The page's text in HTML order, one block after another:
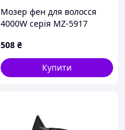
Мозер фен для волосся
4000W серія MZ-5917
508 ₴
Купити